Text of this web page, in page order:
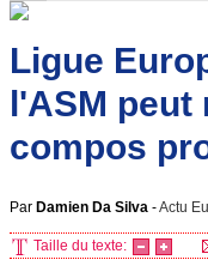
Ligue
l'ASM peut
compos
Par Damien Da Silva -Actu
Taille du texte: